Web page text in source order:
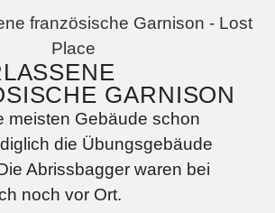
GARNISON
meisten Gebäude schon
die Übungsgebäude
Abrissbagger waren bei
noch vor Ort.